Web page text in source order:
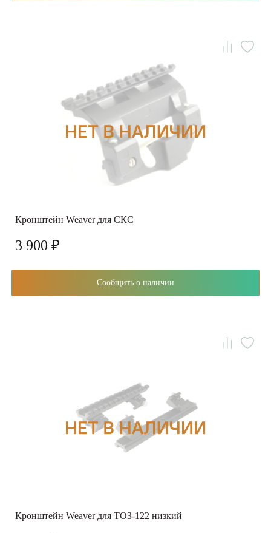
Кронштейн Weaver для СКС
3 900 ₽
Сообщить о наличии
Кронштейн Weaver для ТОЗ-122 низкий